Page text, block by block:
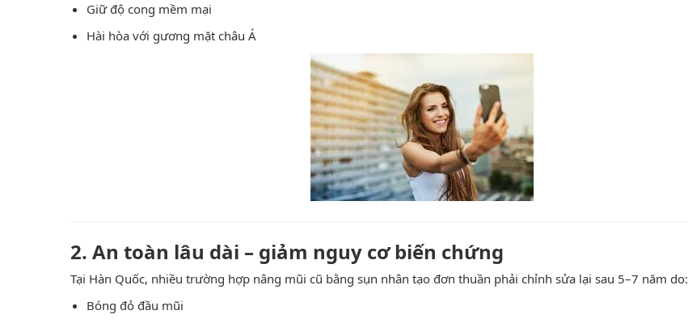
Giữ độ cong mềm mại
Hài hòa với gương mặt châu Á
2. An toàn lâu dài – giảm nguy cơ biến chứng
Tại Hàn Quốc, nhiều trường hợp nâng mũi cũ bằng sụn nhân tạo đơn thuần phải chỉnh sửa lại sau 5–7 năm do:
Bóng đỏ đầu mũi